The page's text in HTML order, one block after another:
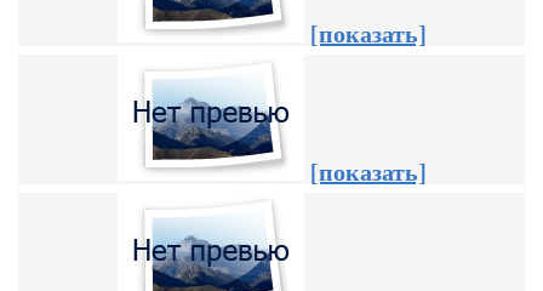
[показать]
[показать]